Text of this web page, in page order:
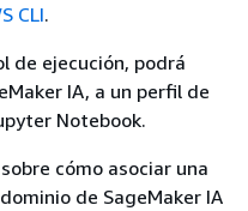
CLI.
de ejecución, podrá
IA, a un perfil de
Notebook.
cómo asociar una
de SageMaker IA